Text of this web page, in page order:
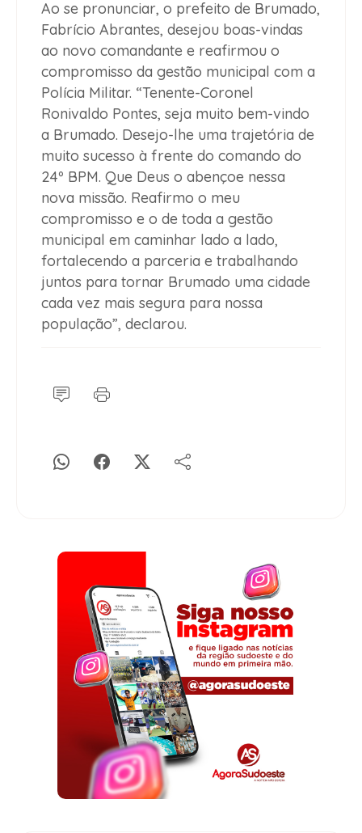
Ao se pronunciar, o prefeito de Brumado,
Fabrício Abrantes, desejou boas-vindas
ao novo comandante e reafirmou o
compromisso da gestão municipal com a
Polícia Militar. “Tenente-Coronel
Ronivaldo Pontes, seja muito bem-vindo
a Brumado. Desejo-lhe uma trajetória de
muito sucesso à frente do comando do
24º BPM. Que Deus o abençoe nessa
nova missão. Reafirmo o meu
compromisso e o de toda a gestão
municipal em caminhar lado a lado,
fortalecendo a parceria e trabalhando
juntos para tornar Brumado uma cidade
cada vez mais segura para nossa
população”, declarou.